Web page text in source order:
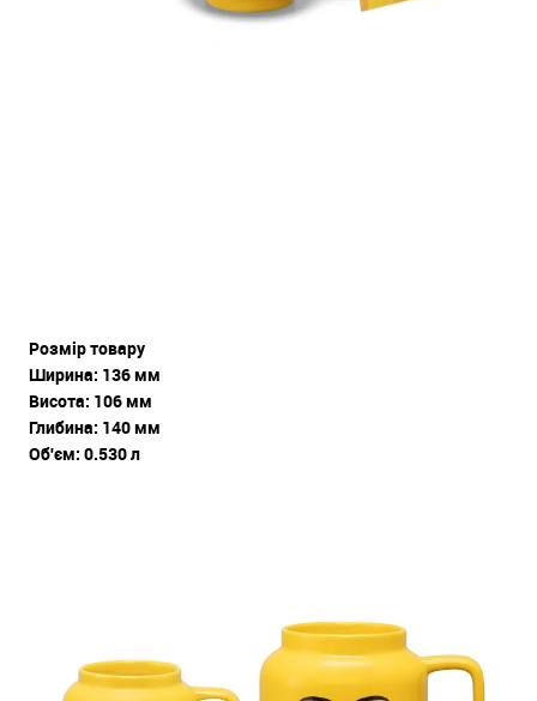
Розмір товару
Ширина: 136 мм
Висота: 106 мм
Глибина: 140 мм
Об'єм: 0.530 л